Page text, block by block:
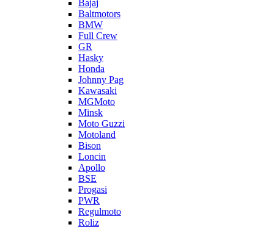
Bajaj
Baltmotors
BMW
Full Crew
GR
Hasky
Honda
Johnny Pag
Kawasaki
MGMoto
Minsk
Moto Guzzi
Motoland
Bison
Loncin
Apollo
BSE
Progasi
PWR
Regulmoto
Roliz